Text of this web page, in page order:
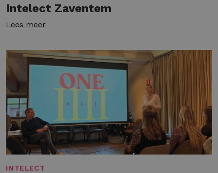
Intelect Zaventem
Lees meer
INTELECT